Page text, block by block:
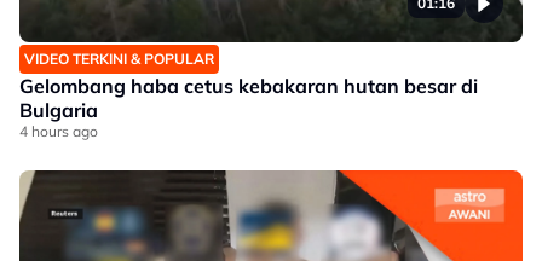
VIDEO TERKINI & POPULAR
Gelombang haba cetus kebakaran hutan besar di
Bulgaria
4 hours ago